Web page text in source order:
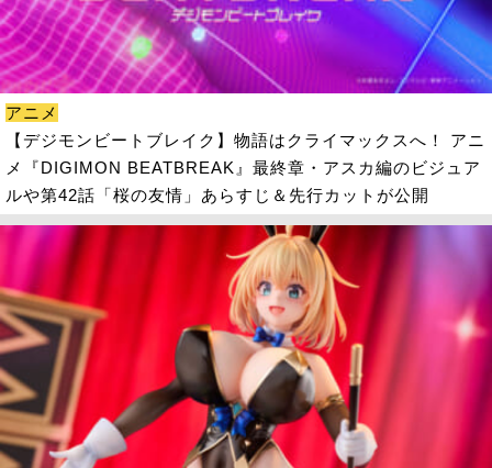
アニメ
【デジモンビートブレイク】物語はクライマックスへ！ アニ
メ『DIGIMON BEATBREAK』最終章・アスカ編のビジュア
ルや第42話「桜の友情」あらすじ＆先行カットが公開